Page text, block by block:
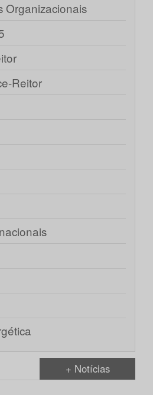
Organizacionais
Reitor
+ Notícias